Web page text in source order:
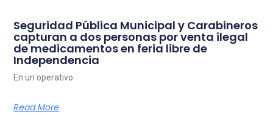
Seguridad Pública Municipal y Carabineros
capturan a dos personas por venta ilegal
de medicamentos en feria libre de
Independencia
En un operativo
Read More